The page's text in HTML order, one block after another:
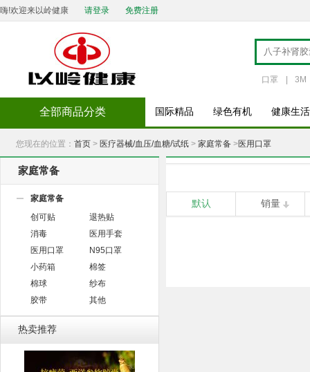
嗨!欢迎来以岭健康 请登录 免费注册
口罩 3M
全部商品分类 国际精品 绿色有机 健康生活
您现在的位置： 首页 > 医疗器械/血压/血糖/试纸 > 家庭常备 >医用口罩
家庭常备
家庭常备
创可贴
退热贴
消毒
医用手套
医用口罩
N95口罩
小药箱
棉签
棉球
纱布
胶带
其他
热卖推荐
默认 销量